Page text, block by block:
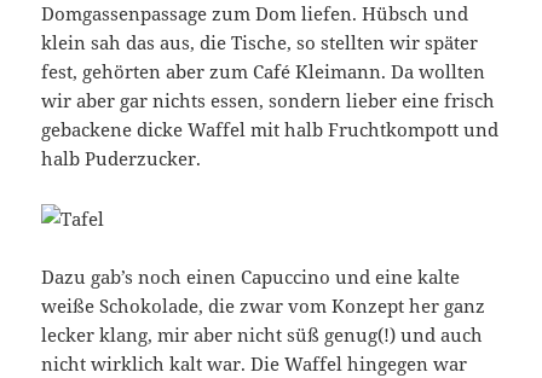
Domgassenpassage zum Dom liefen. Hübsch und
klein sah das aus, die Tische, so stellten wir später
fest, gehörten aber zum Café Kleimann. Da wollten
wir aber gar nichts essen, sondern lieber eine frisch
gebackene dicke Waffel mit halb Fruchtkompott und
halb Puderzucker.
Dazu gab’s noch einen Capuccino und eine kalte
weiße Schokolade, die zwar vom Konzept her ganz
lecker klang, mir aber nicht süß genug(!) und auch
nicht wirklich kalt war. Die Waffel hingegen war